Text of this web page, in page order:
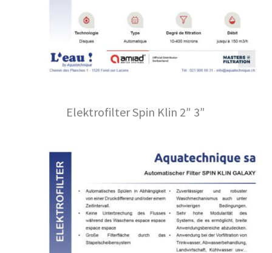
Elektrofilter Spin Klin 2″ 3″